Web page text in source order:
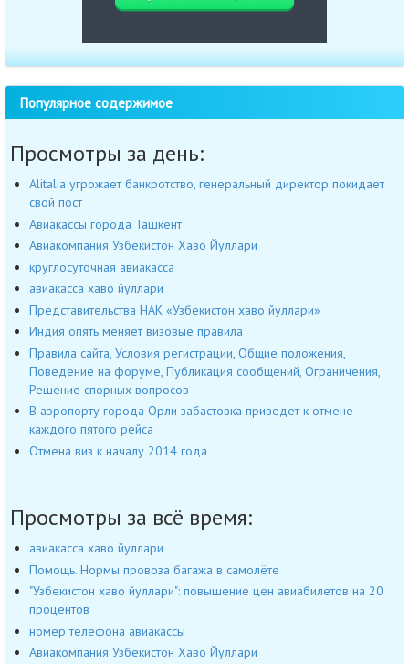
Популярное содержимое
Просмотры за день:
Alitalia угрожает банкротство, генеральный директор покидает
свой пост
Авиакассы города Ташкент
Авиакомпания Узбекистон Хаво Йуллари
круглосуточная авиакасса
авиакасса хаво йуллари
Представительства НАК «Узбекистон хаво йуллари»
Индия опять меняет визовые правила
Правила сайта, Условия регистрации, Общие положения,
Поведение на форуме, Публикация сообщений, Ограничения,
Решение спорных вопросов
В аэропорту города Орли забастовка приведет к отмене
каждого пятого рейса
Отмена виз к началу 2014 года
Просмотры за всё время:
авиакасса хаво йуллари
Помощь. Нормы провоза багажа в самолёте
"Узбекистон хаво йуллари": повышение цен авиабилетов на 20
процентов
номер телефона авиакассы
Авиакомпания Узбекистон Хаво Йуллари